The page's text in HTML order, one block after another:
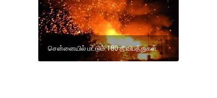
சென்னையில் மட்டும் 180 தீ விபத்துகள்.